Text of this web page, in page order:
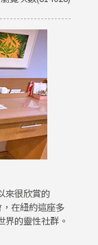
來很欣賞的
在紐約這座多
的靈性社群。